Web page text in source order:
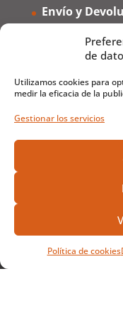
de
Utilizamos cookies para
medir la eficacia de la
Gestionar los servicios
Política de cookies
Envío y
Preguntas